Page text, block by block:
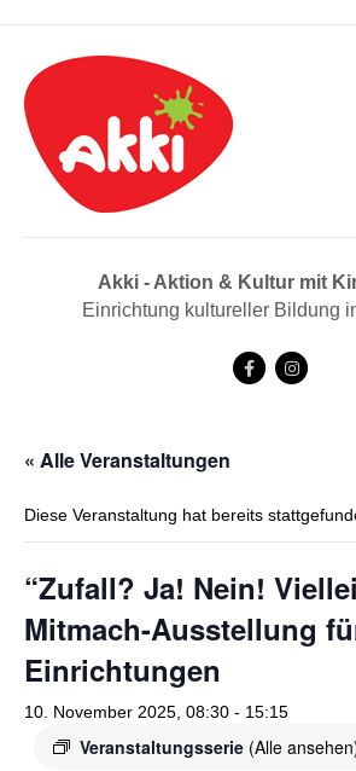
Akki - Aktion & Kultur mit
Einrichtung kultureller Bildung
F
k
I
a
m
« Alle Veranstaltungen
Diese Veranstaltung hat bereits
“Zufall? Ja! Nein!
Mitmach-Ausstellung
Einrichtungen
10. November 2025, 08:30 - 15:15
Veranstaltungsserie (Alle